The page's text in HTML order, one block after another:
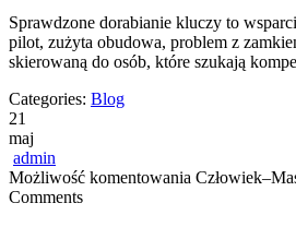
Sprawdzone dorabianie kluczy to
pilot, zużyta obudowa, problem z
skierowaną do osób, które szukają
Categories: Blog
21
maj
admin
Możliwość komentowania
Comments